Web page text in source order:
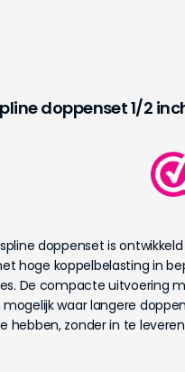
doppenset 1/2
doppenset is
hoge koppelbelasting in
De compacte uitvoering
waar langere doppen
hebben, zonder in te